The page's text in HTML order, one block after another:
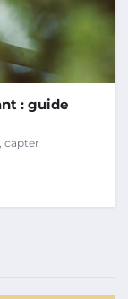
: guide
capter